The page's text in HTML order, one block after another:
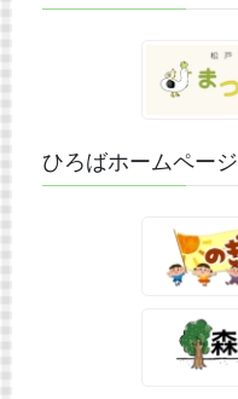
ひろばホームページ